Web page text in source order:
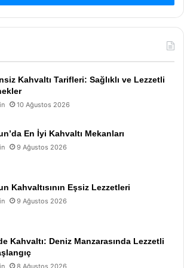
Kahvaltı Tarifleri: Sağlıklı ve Lezzetli
10 Ağustos 2026
En İyi Kahvaltı Mekanları
9 Ağustos 2026
Kahvaltısının Eşsiz Lezzetleri
9 Ağustos 2026
Kahvaltı: Deniz Manzarasında Lezzetli
8 Ağustos 2026